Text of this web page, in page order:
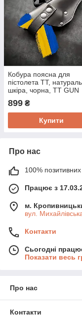
Кобура поясна для
пістолета ТТ,
шкіра, чорна, TT GUN
HOLSTER plus. З
для магазину
899 ₴
Купити
Про нас
100% позитивних
Працює з
м.
вул.
Контакти
Сьогодні
Показати весь
Про нас
Контакти